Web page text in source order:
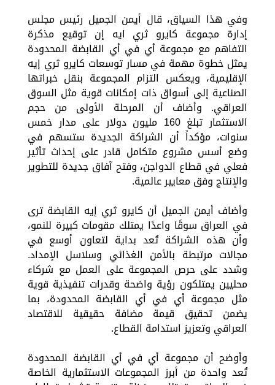
وفي هذا السياق، قال أيمن الجميل رئيس مجلس
إدارة مجموعة كايرو ثري ايه إن توقيع مذكرة
التفاهم مع مجموعة أي في أي القابضة المحدودة
يمثل خطوة مهمة في مسار توسعات كايرو ثري إيه
الإقليمية، ويعكس التزام المجموعة بنقل خبراتها
الصناعية إلى أسواق ذات إمكانات قوية مثل السوق
العراقي. وأضاف أن المرحلة الأولى من حجم
الاستثمار تبلغ 160 مليون دولار على مدار خمس
سنوات، مؤكداً أن الشراكة الجديدة ستسهم في
وضع أسس مشروع متكامل قادر على إحداث تأثير
فعلي في قطاع الدواجن، وفتح آفاق جديدة للتطوير
والإنتاج وفق معايير عالمية.
وأضاف أيمن الجميل أن كايرو ثري إيه القابضة ترى
في العراق سوقًا واعدًا يمتلك مقومات كبيرة للنمو،
وأن هذه الشراكة تُعد بداية لتعاون أوسع في
مجالات مرتبطة بالأمن الغذائي وسلاسل الإمداد.
وشدد على حرص المجموعة على العمل مع شركاء
محليين يمتلكون رؤية واضحة وقدرات تنفيذية قوية
مثل مجموعة أي في أي القابضة المحدودة، بما
يضمن تحقيق قيمة مضافة حقيقية للاقتصاد
العراقي وتعزيز استدامة القطاع.
وأوضح أن مجموعة أي في أي القابضة المحدودة
تُعد واحدة من أبرز المجموعات الاستثمارية الخاصة